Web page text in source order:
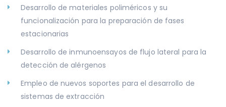
Desarrollo de materiales poliméricos y su
funcionalización para la preparación de fases
estacionarias
Desarrollo de inmunoensayos de flujo lateral para la
detección de alérgenos
Empleo de nuevos soportes para el desarrollo de
sistemas de extracción